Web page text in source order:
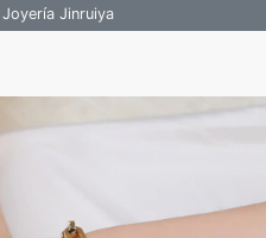
Joyería Jinruiya